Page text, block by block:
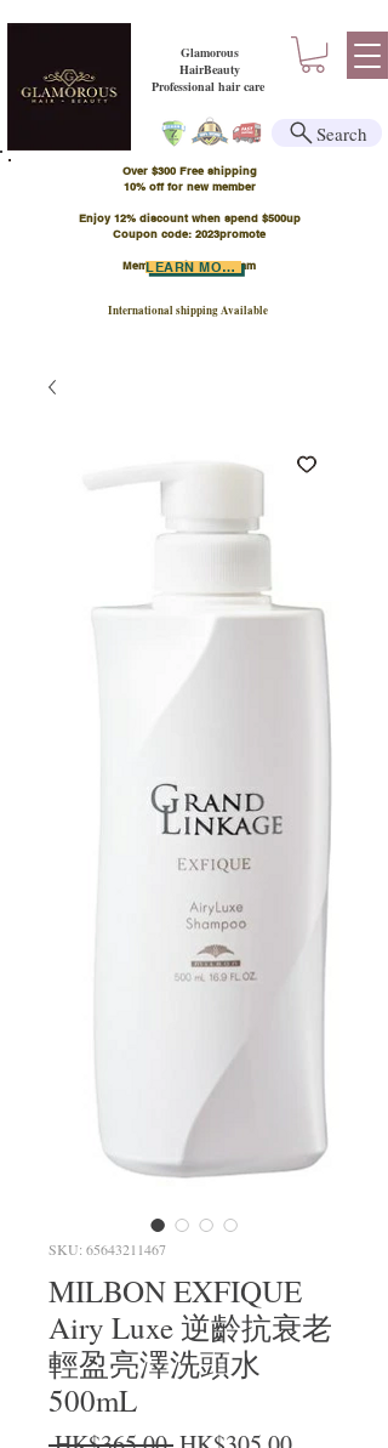
Glamorous
HairBeauty
Professional hair care
Over $300 Free shipping
​10% off for new member
Enjoy 12% discount when spend $500up
Coupon code: 2023promote
Member Points Program
International shipping Available
LEARN MORE
Search
SKU: 65643211467
MILBON EXFIQUE
Airy Luxe 逆齡抗衰老
輕盈亮澤洗頭水
500mL